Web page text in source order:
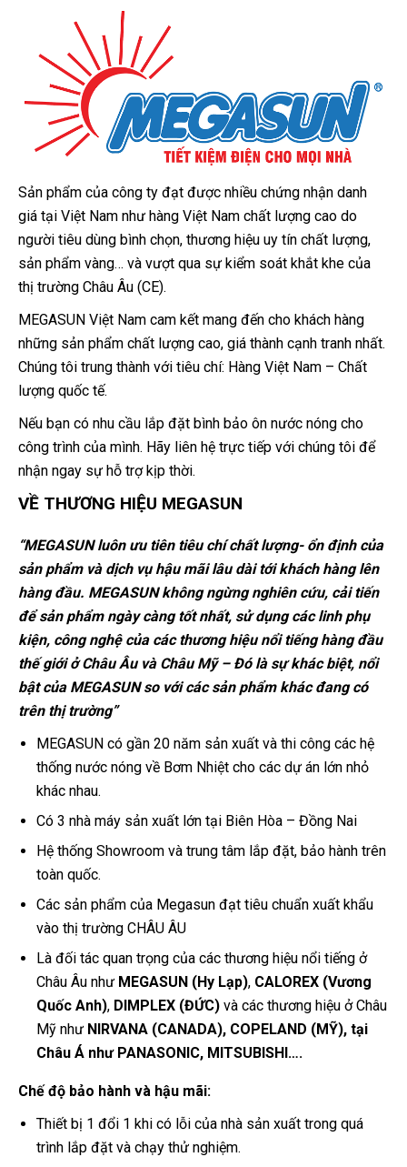
Sản phẩm của công ty đạt được nhiều chứng nhận danh
giá tại Việt Nam như hàng Việt Nam chất lượng cao do
người tiêu dùng bình chọn, thương hiệu uy tín chất lượng,
sản phẩm vàng… và vượt qua sự kiểm soát khắt khe của
thị trường Châu Âu (CE).
MEGASUN Việt Nam cam kết mang đến cho khách hàng
những sản phẩm chất lượng cao, giá thành cạnh tranh nhất.
Chúng tôi trung thành với tiêu chí: Hàng Việt Nam – Chất
lượng quốc tế.
Nếu bạn có nhu cầu lắp đặt bình bảo ôn nước nóng cho
công trình của mình. Hãy liên hệ trực tiếp với chúng tôi để
nhận ngay sự hỗ trợ kịp thời.
VỀ THƯƠNG HIỆU MEGASUN
“MEGASUN luôn ưu tiên tiêu chí chất lượng- ổn định của
sản phẩm và dịch vụ hậu mãi lâu dài tới khách hàng lên
hàng đầu. MEGASUN không ngừng nghiên cứu, cải tiến
để sản phẩm ngày càng tốt nhất, sử dụng các linh phụ
kiện, công nghệ của các thương hiệu nổi tiếng hàng đầu
thế giới ở Châu Âu và Châu Mỹ – Đó là sự khác biệt, nổi
bật của MEGASUN so với các sản phẩm khác đang có
trên thị trường”
MEGASUN có gần 20 năm sản xuất và thi công các hệ
thống nước nóng về Bơm Nhiệt cho các dự án lớn nhỏ
khác nhau.
Có 3 nhà máy sản xuất lớn tại Biên Hòa – Đồng Nai
Hệ thống Showroom và trung tâm lắp đặt, bảo hành trên
toàn quốc.
Các sản phẩm của Megasun đạt tiêu chuẩn xuất khẩu
vào thị trường CHÂU ÂU
Là đối tác quan trọng của các thương hiệu nổi tiếng ở
Châu Âu như MEGASUN (Hy Lạp), CALOREX (Vương
Quốc Anh), DIMPLEX (ĐỨC) và các thương hiệu ở Châu
Mỹ như NIRVANA (CANADA), COPELAND (MỸ), tại
Châu Á nhưPANASONIC, MITSUBISHI….
Chế độ bảo hành và hậu mãi:
Thiết bị 1 đổi 1 khi có lỗi của nhà sản xuất trong quá
trình lắp đặt và chạy thử nghiệm.